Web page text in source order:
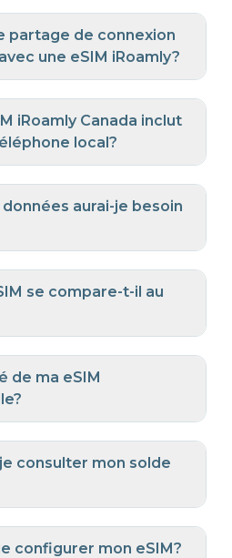
partage de connexion
une eSIM iRoamly?
iRoamly Canada inclut
local?
aurai-je besoin
se compare-t-il au
de ma eSIM
consulter mon solde
configurer mon eSIM?